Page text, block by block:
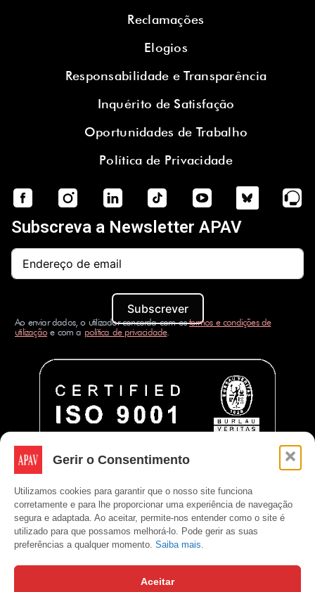
Gerir o Consentimento
Utilizamos cookies para garantir que o nosso site funciona
corretamente e para lhe proporcionar uma experiência de navegação
segura e adaptada. Ao aceitar, permite-nos entender como o site é
utilizado para que possamos melhorá-lo. Pode gerir as suas
preferências a qualquer momento. Saiba mais.
Aceitar
Reclamações
Elogios
Responsabilidade e Transparência
Inquérito de Satisfação
Oportunidades de Trabalho
Política de Privacidade
Subscreva a Newsletter APAV
Subscrever
Ao enviar dados, o utilizador concorda com ostermos e condições de
utilizaçãoe com a política de privacidade.